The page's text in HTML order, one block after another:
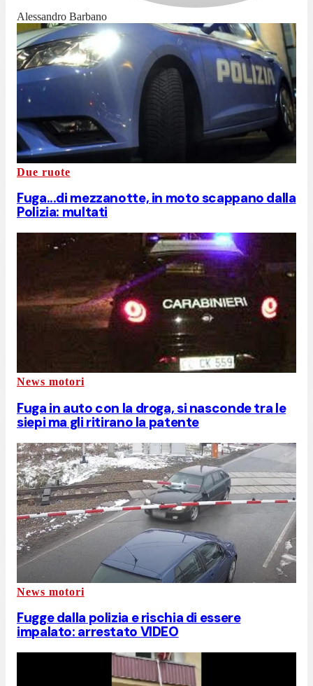
Alessandro Barbano
Due ruote
Fuga...di mezzanotte, in moto scappano dalla
Polizia: multati
News motori
Fuga in auto con la droga, si nasconde tra le
siepi ma gli ritirano la patente
News motori
Fugge dalla polizia e rischia di essere
impalato: arrestato VIDEO